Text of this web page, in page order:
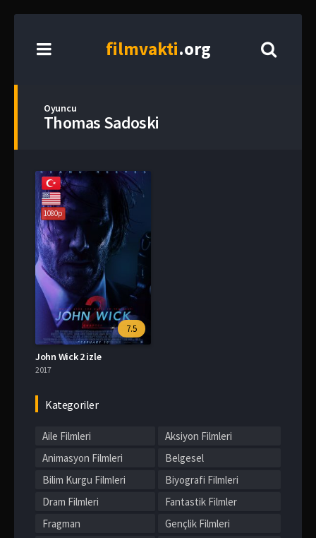
filmvakti.org
Oyuncu
Thomas Sadoski
1080p
7.5
John Wick 2 izle
2017
Kategoriler
Aile Filmleri
Aksiyon Filmleri
Animasyon Filmleri
Belgesel
Bilim Kurgu Filmleri
Biyografi Filmleri
Dram Filmleri
Fantastik Filmler
Fragman
Gençlik Filmleri